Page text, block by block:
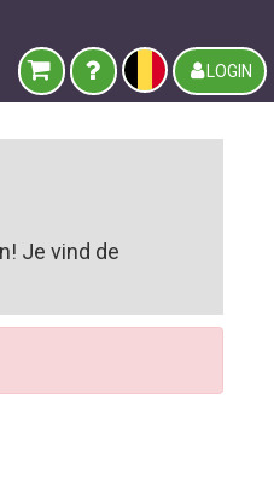
LOGIN
Je vind de